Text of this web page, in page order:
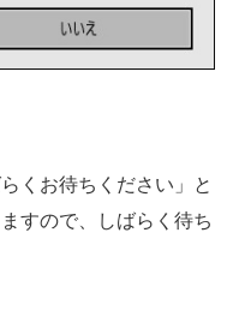
くお待ちください」と
すので、しばらく待ち